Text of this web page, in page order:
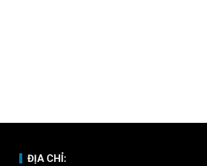
ĐỊA CHỈ: